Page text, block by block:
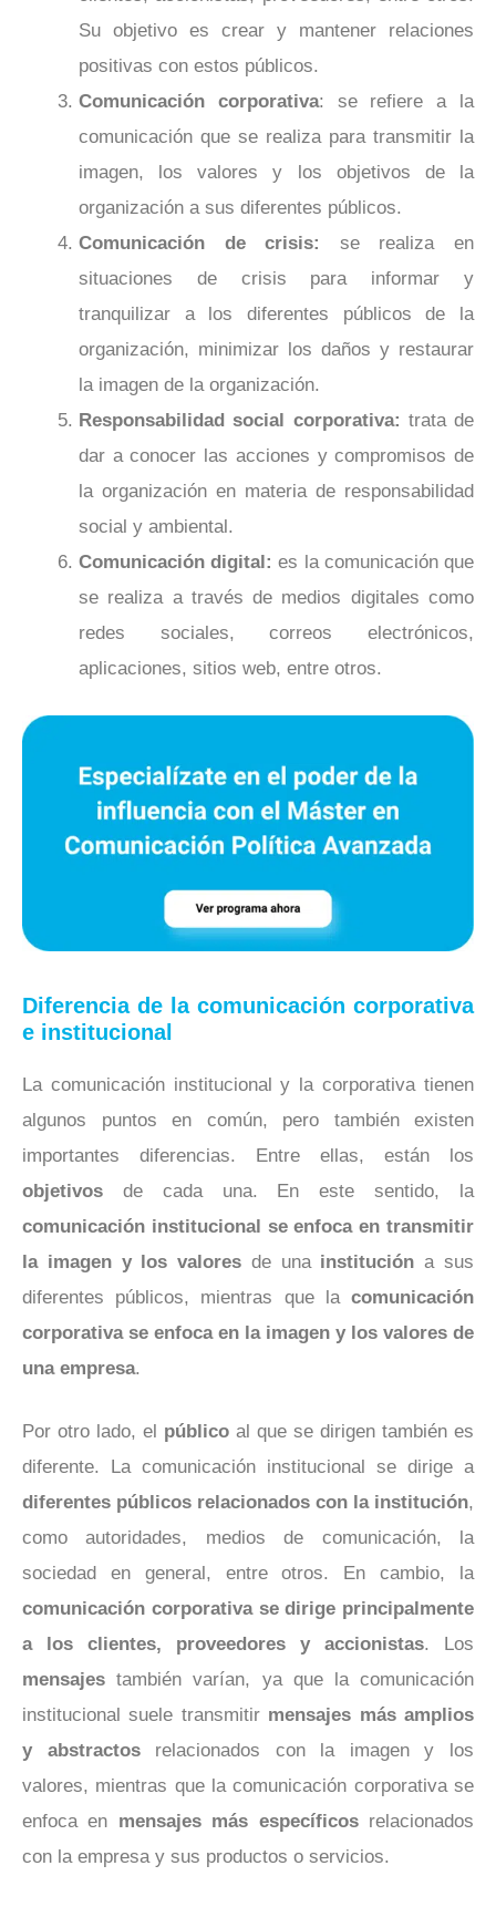
Su objetivo es crear y mantener relaciones
positivas con estos públicos.
Comunicación corporativa: se refiere a la
comunicación que se realiza para transmitir la
imagen, los valores y los objetivos de la
organización a sus diferentes públicos.
Comunicación de crisis:
se realiza en
situaciones de crisis para informar y
tranquilizar a los diferentes públicos de la
organización, minimizar los daños y restaurar
la imagen de la organización.
Responsabilidad social corporativa: trata de
dar a conocer las acciones y compromisos de
la organización en materia de responsabilidad
social y ambiental.
Comunicación digital: es la comunicación que
se realiza a través de medios digitales como
redes sociales, correos electrónicos,
aplicaciones, sitios web, entre otros.
Diferencia de la comunicación corporativa
e institucional
La comunicación institucional y la corporativa tienen
algunos puntos en común, pero también existen
importantes diferencias. Entre ellas, están los
objetivos de cada una. En este sentido, la
comunicación institucional se enfoca en transmitir
la imagen y los valores de una institución a sus
diferentes públicos, mientras que la comunicación
corporativa se enfoca en la imagen y los valores de
una empresa.
Por otro lado, el público al que se dirigen también es
diferente. La comunicación institucional se dirige a
diferentes públicos relacionados con la institución,
como autoridades, medios de comunicación, la
sociedad en general, entre otros. En cambio, la
comunicación corporativa se dirige principalmente
a los clientes, proveedores y accionistas. Los
mensajes también varían, ya que la comunicación
institucional suele transmitirmensajes más amplios
y abstractosrelacionados con la imagen y los
valores, mientras que la comunicación corporativa se
enfoca en mensajes más específicosrelacionados
con la empresa y sus productos o servicios.